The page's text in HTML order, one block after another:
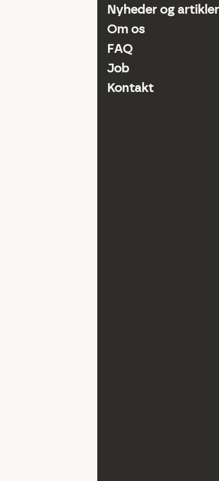
Nyheder og artikler
Om os
FAQ
Job
Kontakt